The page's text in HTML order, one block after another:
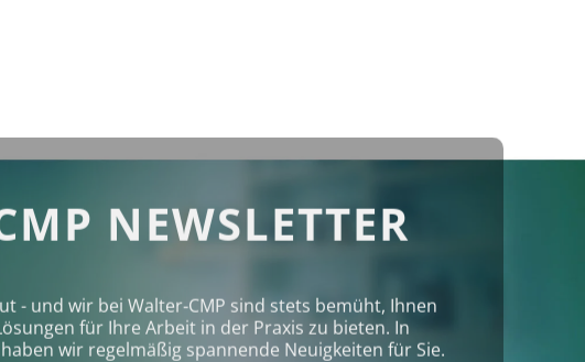
NEWSLETTER
- und wir bei Walter‑CMP sind stets bemüht, Ihnen
für Ihre Arbeit in der Praxis zu bieten. In
wir regelmäßig spannende Neuigkeiten für Sie.